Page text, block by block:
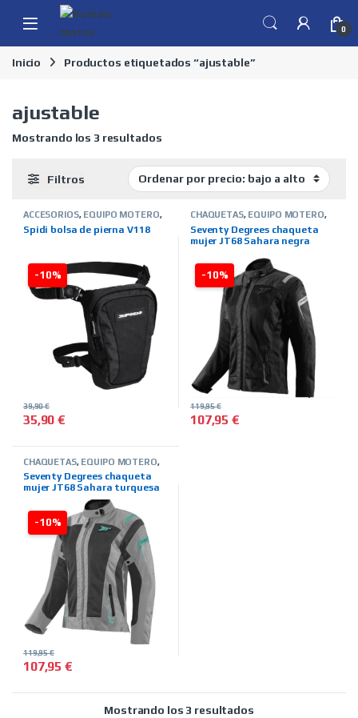
Skip to navigation
Skip to content
0
Inicio Productos etiquetados “ajustable”
ajustable
Mostrando los 3 resultadosOrdenado por precio: bajo a alto
Filtros
-10%
ACCESORIOS, EQUIPO MOTERO,
Spidi bolsa de pierna V118
35,90€
39,90€
-10%
CHAQUETAS, EQUIPO MOTERO,
SEVENTY DEGREES,TIENDA ON
LINE,VERANO
Seventy Degrees chaqueta
mujer JT68 Sahara negra
107,95€
119,95€
Este producto tiene múltiples
-10%
CHAQUETAS, EQUIPO MOTERO,
,MUJER
SEVENTY DEGREES,TIENDA ON
LINE,VERANO
Seventy Degrees chaqueta
mujer JT68 Sahara turquesa
107,95€
119,95€
Este producto tiene múltiples variantes. Las opciones se
Mostrando los 3 resultadosOrdenado por